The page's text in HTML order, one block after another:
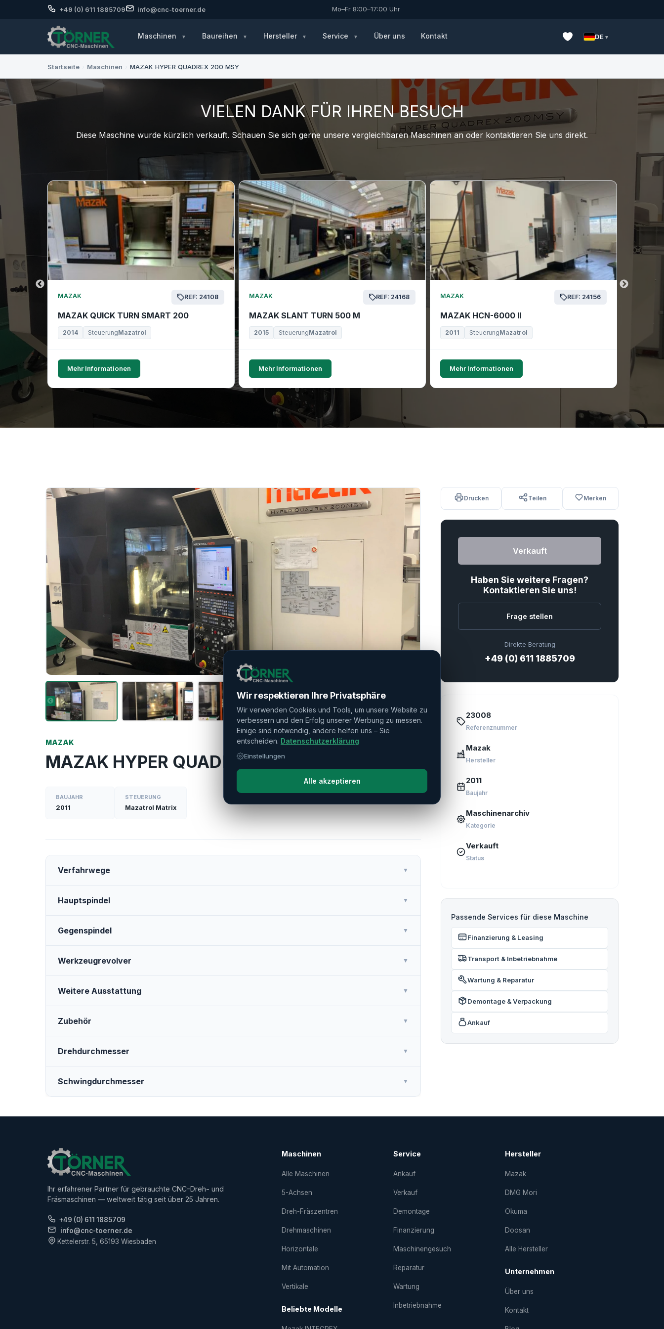
+49 (0) 611 1885709 info@cnc-toerner.de Mo–Fr 8:00–17:00 Uhr
Maschinen Baureihen Hersteller Service Über uns Kontakt DE
Startseite Maschinen MAZAK HYPER QUADREX 200 MSY
VIELEN DANK FÜR IHREN BESUCH
Diese Maschine wurde kürzlich verkauft. Schauen Sie sich gerne unsere vergleichbaren Maschinen an oder kontaktieren Sie uns direkt.
24169 MAZAK REF: 24108
MAZAK QUICK TURN SMART 200
2014 SteuerungMazatrol
Mehr Informationen
MAZAK REF: 24168
MAZAK SLANT TURN 500 M
2015 SteuerungMazatrol
Mehr Informationen
MAZAK REF: 24156
MAZAK HCN-6000 II
2011 SteuerungMazatrol
Mehr Informationen
MAZAK
MAZAK HYPER QUADREX 200 MSY
BAUJAHR
2011
STEUERUNG
Mazatrol Matrix
Verfahrwege ▼
Hauptspindel ▼
Gegenspindel ▼
Werkzeugrevolver ▼
Weitere Ausstattung ▼
Zubehör ▼
Drehdurchmesser ▼
Schwingdurchmesser ▼
Drucken Teilen Merken
Verkauft
Haben Sie weitere Fragen?
Kontaktieren Sie uns!
Frage stellen
Direkte Beratung
+49 (0) 611 1885709
23008
Referenznummer
Mazak
Hersteller
2011
Baujahr
Maschinenarchiv
Kategorie
Verkauft
Status
Passende Services für diese Maschine
Finanzierung & Leasing
Transport & Inbetriebnahme
Wartung & Reparatur
Demontage & Verpackung
Ankauf
Ihr erfahrener Partner für gebrauchte CNC-Dreh- und
Fräsmaschinen — weltweit tätig seit über 25 Jahren.
+49 (0) 611 1885709
info@cnc-toerner.de
Kettelerstr. 5, 65193 Wiesbaden
Maschinen
Alle Maschinen
5-Achsen
Dreh-Fräs­zentren
Drehmaschinen
Horizontale
Mit Automation
Vertikale
Beliebte Modelle
Service
Ankauf
Verkauf
Demontage
Finanzierung
Maschinengesuch
Reparatur
Wartung
Inbetriebnahme
Hersteller
Mazak
DMG Mori
Okuma
Doosan
Alle Hersteller
Unternehmen
Über uns
Kontakt
Wir respektieren Ihre Privatsphäre
Wir verwenden Cookies und Tools, um unsere Website zu
verbessern und den Erfolg unserer Werbung zu messen.
Einige sind notwendig, andere helfen uns – Sie
entscheiden. Datenschutzerklärung
Einstellungen
Alle akzeptieren